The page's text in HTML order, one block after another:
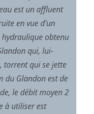
est un affluent
en vue d’un
obtenu
qui, lui-
torrent qui se jette
du Glandon est de
le débit moyen 2
à utiliser est